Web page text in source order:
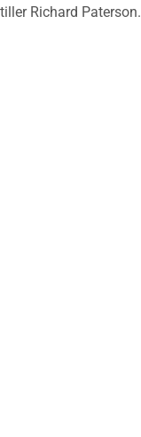
Richard Paterson.